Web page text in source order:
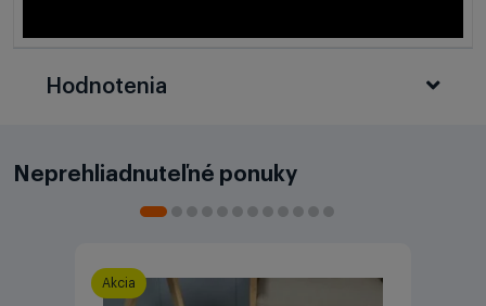
Hodnotenia
Neprehliadnuteľné ponuky
Akcia